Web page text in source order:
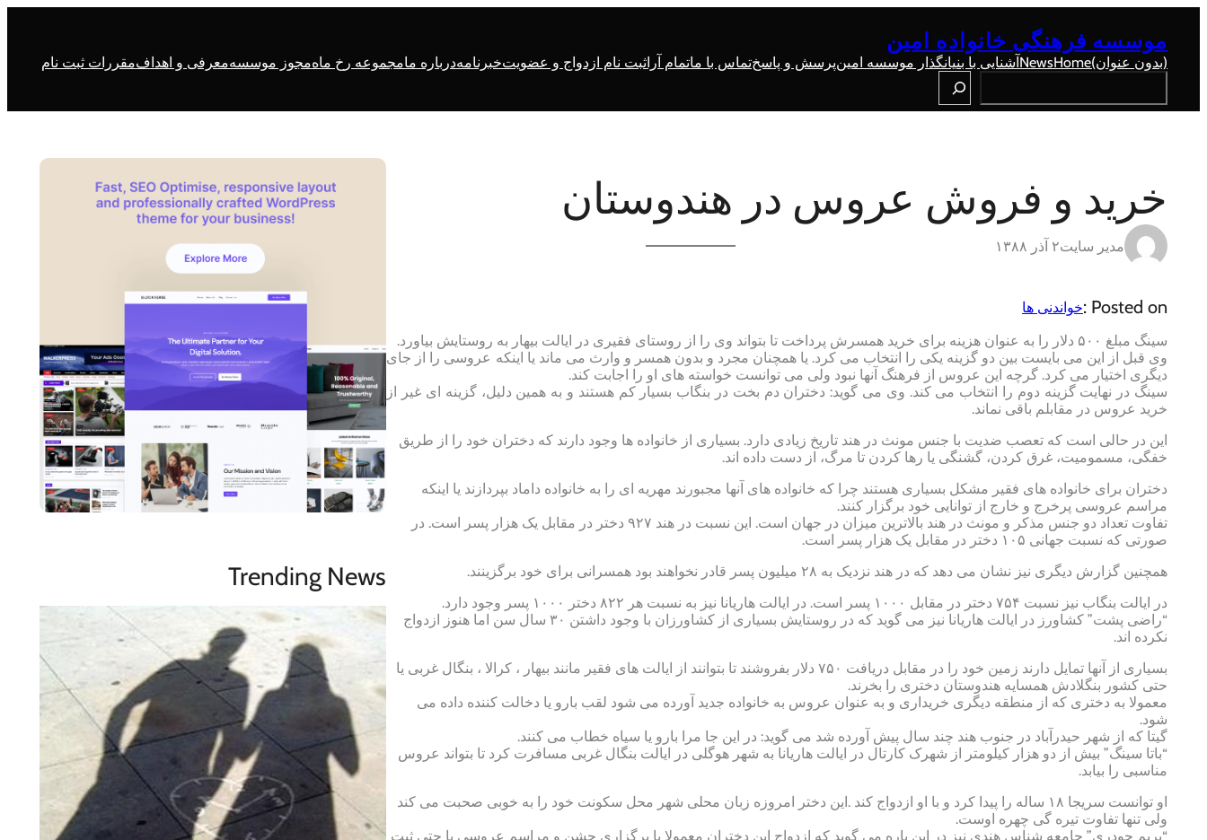
موسسه فرهنگی خانواده امین
(بدون عنوان)Home
Newsآشنایی با بنیانگذار موسسه امینپرسش و پاسختماس با ماتمام آراثبت نام ازدواج و عضویتخبرنامهدرباره مامجموعه رخ ماهمجوز موسسهمعرفی و اهدافمقررات ثبت نام
Search
خرید و فروش عروس در هندوستان
مدیر سایت۲ آذر ۱۳۸۸
Posted on : خواندنی ها
سینگ مبلغ ۵۰۰ دلار را به عنوان هزینه برای خرید همسرش پرداخت تا بتواند وی را از روستای فقیری در ایالت بیهار به روستایش بیاورد.
وی قبل از این می بایست بین دو گزینه یکی را انتخاب می کرد. یا همچنان مجرد و بدون همسر و وارث می ماند یا اینکه عروسی را از جای
دیگری اختیار می کرد. گرچه این عروس از فرهنگ آنها نبود ولی می توانست خواسته های او را اجابت کند.
سینگ در نهایت گزینه دوم را انتخاب می کند. وی می گوید: دختران دم بخت در بنگاب بسیار کم هستند و به همین دلیل، گزینه ای غیر از
خرید عروس در مقابلم باقی نماند.
این در حالی است که تعصب ضدیت با جنس مونث در هند تاریخ زیادی دارد. بسیاری از خانواده ها وجود دارند که دختران خود را از طریق
خفگی، مسمومیت، غرق کردن، گشنگی یا رها کردن تا مرگ، از دست داده اند.
دختران برای خانواده های فقیر مشکل بسیاری هستند چرا که خانواده های آنها مجبورند مهریه ای را به خانواده داماد بپردازند یا اینکه
مراسم عروسی پرخرج و خارج از توانایی خود برگزار کنند.
تفاوت تعداد دو جنس مذکر و مونث در هند بالاترین میزان در جهان است. این نسبت در هند ۹۲۷ دختر در مقابل یک هزار پسر است. در
صورتی که نسبت جهانی ۱۰۵ دختر در مقابل یک هزار پسر است.
همچنین گزارش دیگری نیز نشان می دهد که در هند نزدیک به ۲۸ میلیون پسر قادر نخواهند بود همسرانی برای خود برگزینند.
در ایالت بنگاب نیز نسبت ۷۵۴ دختر در مقابل ۱۰۰۰ پسر است. در ایالت هاریانا نیز به نسبت هر ۸۲۲ دختر ۱۰۰۰ پسر وجود دارد.
“راضی پشت” کشاورز در ایالت هاریانا نیز می گوید که در روستایش بسیاری از کشاورزان با وجود داشتن ۳۰ سال سن اما هنوز ازدواج
نکرده اند.
بسیاری از آنها تمایل دارند زمین خود را در مقابل دریافت ۷۵۰ دلار بفروشند تا بتوانند از ایالت های فقیر مانند بیهار ، کرالا ، بنگال غربی یا
حتی کشور بنگلادش همسایه هندوستان دختری را بخرند.
معمولا به دختری که از منطقه دیگری خریداری و به عنوان عروس به خانواده جدید آورده می شود لقب بارو یا دخالت کننده داده می
شود.
گیتا که از شهر حیدرآباد در جنوب هند چند سال پیش آورده شد می گوید: در این جا مرا بارو یا سیاه خطاب می کنند.
“باتا سینگ” بیش از دو هزار کیلومتر از شهرک کارتال در ایالت هاریانا به شهر هوگلی در ایالت بنگال غربی مسافرت کرد تا بتواند عروس
مناسبی را بیابد.
او توانست سریجا ۱۸ ساله را پیدا کرد و با او ازدواج کند .این دختر امروزه زبان محلی شهر محل سکونت خود را به خوبی صحبت می کند
ولی تنها تفاوت تیره گی چهره اوست.
“بریم چودری” جامعه شناس هندی نیز در این باره می گوید که ازدواج این دختران معمولا با برگزاری جشن و مراسم عروسی یا حتی ثبت
Trending News